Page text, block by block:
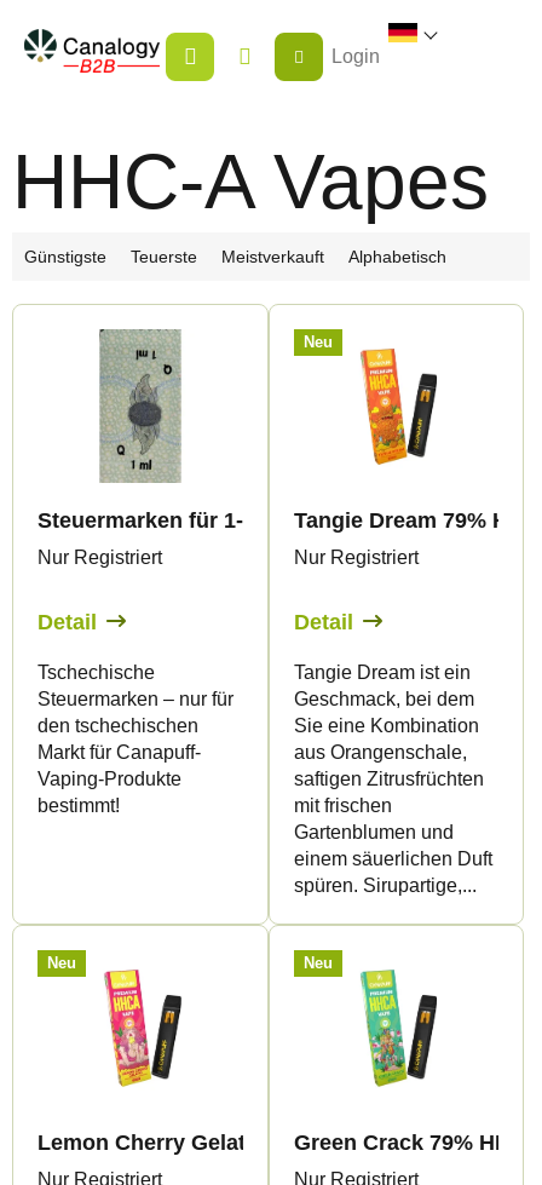
Inhalt
springen
WARENKORB
Login
HHC-A Vapes
P
o
Günstigste Teuerste Meistverkauft Alphabetisch
L
Steuermarken für 1-ml-Vape-Produkte – nur für
Nur Registriert
Detail
Tschechische
Steuermarken – nur für
den tschechischen
Markt für Canapuff-
Vaping-Produkte
bestimmt!
Neu
Tangie Dream 79%
Nur Registriert
Detail
Tangie Dream ist ein
Geschmack, bei dem
Sie eine Kombination
aus Orangenschale,
saftigen Zitrusfrüchten
mit frischen
Gartenblumen und
einem säuerlichen Duft
spüren. Sirupartige,...
Neu
Lemon Cherry Gelato 79% HHC-A - Vape - 1ml -
Nur Registriert
Neu
Green Crack 79%
Nur Registriert